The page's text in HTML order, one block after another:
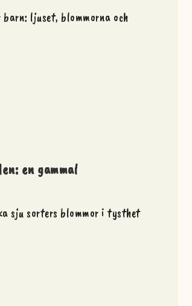
ljuset, blommorna och
en gammal
sju sorters blommor i tysthet